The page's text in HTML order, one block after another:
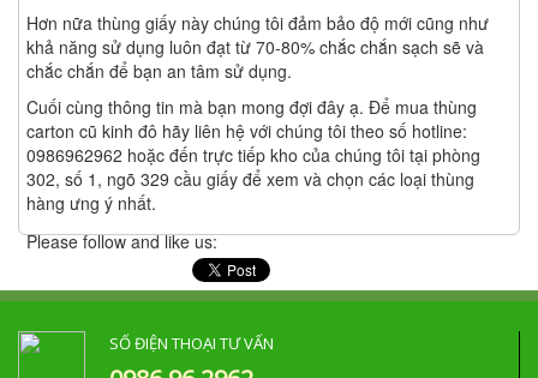
Hơn nữa thùng giấy này chúng tôi đảm bảo độ mới cũng như
khả năng sử dụng luôn đạt từ 70-80% chắc chắn sạch sẽ và
chắc chắn để bạn an tâm sử dụng.
Cuối cùng thông tin mà bạn mong đợi đây ạ. Để mua thùng
carton cũ kinh đô hãy liên hệ với chúng tôi theo số hotline:
0986962962 hoặc đến trực tiếp kho của chúng tôi tại phòng
302, số 1, ngõ 329 cầu giấy để xem và chọn các loại thùng
hàng ưng ý nhất.
Please follow and like us:
SỐ ĐIỆN THOẠI TƯ VẤN